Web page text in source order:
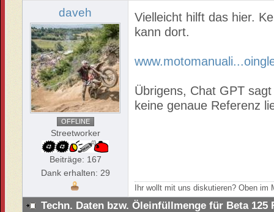
daveh
OFFLINE
Streetworker
Beiträge: 167
Dank erhalten: 29
Vielleicht hilft das hier.
kann dort.
Übrigens, Chat GPT
keine genaue Referenz
Ihr wollt mit uns diskutieren? Oben
Techn. Daten bzw. Öleinfüllmenge für Beta 125